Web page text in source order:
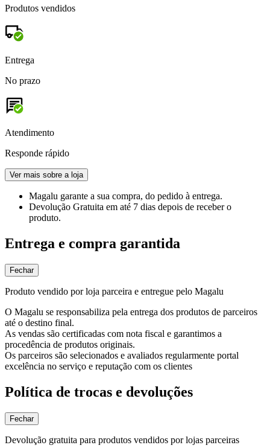
Produtos vendidos
Entrega
No prazo
Atendimento
Responde rápido
Ver mais sobre a loja
Magalu garante a sua compra, do pedido à entrega.
Devolução Gratuita em até 7 dias depois de receber o
produto.
Entrega e compra garantida
Fechar
Produto vendido por loja parceira e entregue pelo Magalu
O Magalu se responsabiliza pela entrega dos produtos de parceiros
até o destino final.
As vendas são certificadas com nota fiscal e garantimos a
procedência de produtos originais.
Os parceiros são selecionados e avaliados regularmente portal
excelência no serviço e reputação com os clientes
Política de trocas e devoluções
Fechar
Devolução gratuita para produtos vendidos por lojas parceiras